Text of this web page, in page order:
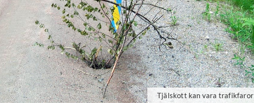
Tjälskott kan vara trafikfaror